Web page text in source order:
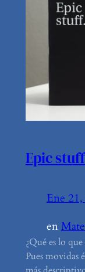
Epic
Ene
en
¿Qué es lo
Pues movidas